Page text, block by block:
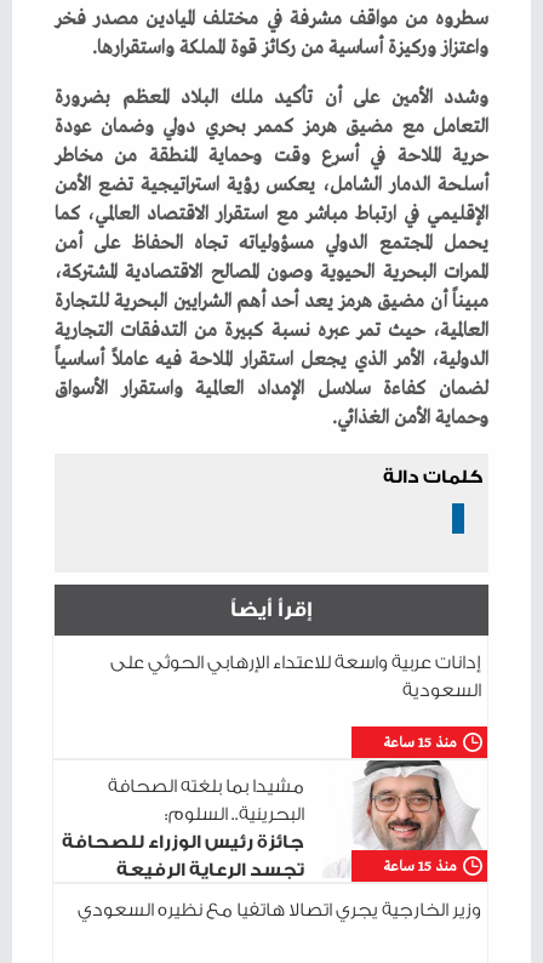
‬واعتزاز‭ ‬وركيزة‭ ‬أساسية‭ ‬من‭ ‬ركائز‭ ‬قوة‭ ‬المملكة‭ ‬واستقرارها‭. ‬
‬وحماية‭ ‬الأمن‭ ‬الغذائي‭.‬
كلمات دالة
إقرأ أيضاً
منذ 15 ساعة
إدانات عربية واسعة للاعتداء الإرهابي الحوثي على
السعودية
منذ 15 ساعة
مشيدا بما بلغته الصحافة
البحرينية.. السلوم:
جائزة رئيس الوزراء للصحافة
تجسد الرعاية الرفيعة
للإعلام الوطني
وزير الخارجية يجري اتصالا هاتفيا مع نظيره السعودي